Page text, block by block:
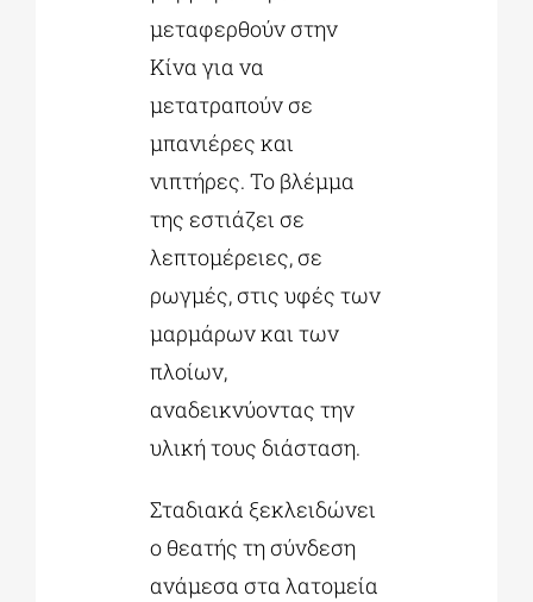
μεταφερθούν στην
Κίνα για να
μετατραπούν σε
μπανιέρες και
νιπτήρες. Το βλέμμα
της εστιάζει σε
λεπτομέρειες, σε
ρωγμές, στις υφές των
μαρμάρων και των
πλοίων,
αναδεικνύοντας την
υλική τους διάσταση.
Σταδιακά ξεκλειδώνει
ο θεατής τη σύνδεση
ανάμεσα στα λατομεία